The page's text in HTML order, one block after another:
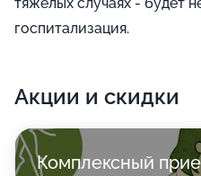
госпитализация.
Акции и скидки
Комплексный